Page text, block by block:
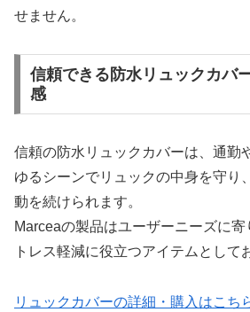
せません。
信頼できる防水リュックカバ
感
信頼の防水リュックカバーは、通勤
ゆるシーンでリュックの中身を守り
動を続けられます。
Marceaの製品はユーザーニーズに
トレス軽減に役立つアイテムとして
リュックカバーの詳細・購入はこち